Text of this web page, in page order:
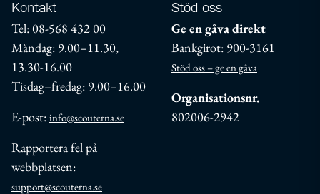
Kontakt
Tel: 08-568 432 00
Måndag: 9.00–11.30,
13.30-16.00
Tisdag–fredag: 9.00–16.00
E-post: info@scouterna.se
Rapportera fel på
webbplatsen:
support@scouterna.se
Stöd oss
Ge en gåva direkt
Bankgirot: 900-3161
Stöd oss – ge en gåva
Organisationsnr.
802006-2942